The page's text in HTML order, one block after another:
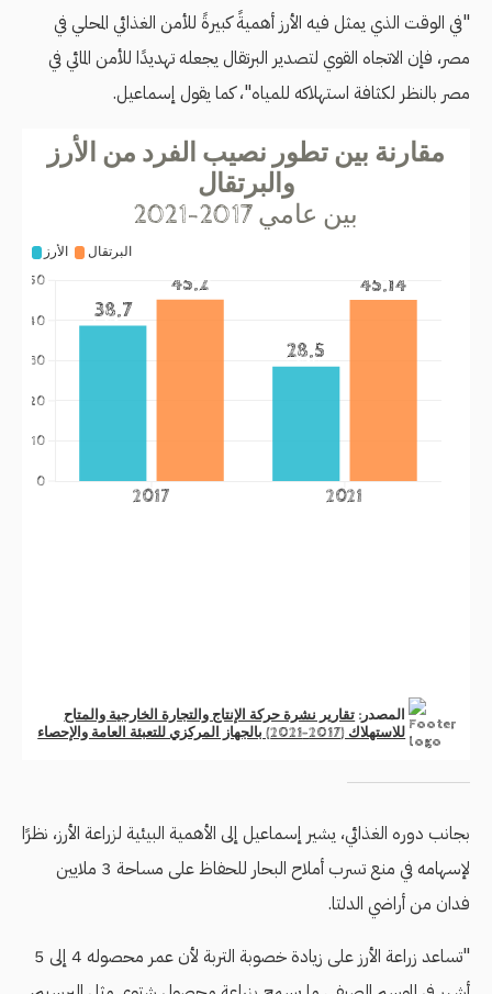
"في الوقت الذي يمثل فيه الأرز أهميةً كبيرةً للأمن الغذائي المحلي في
مصر، فإن الاتجاه القوي لتصدير البرتقال يجعله تهديدًا للأمن المائي في
مصر بالنظر لكثافة استهلاكه للمياه"، كما يقول إسماعيل.
بجانب دوره الغذائي، يشير إسماعيل إلى الأهمية البيئية لزراعة الأرز، نظرًا
لإسهامه في منع تسرب أملاح البحار للحفاظ على مساحة 3 ملايين
فدان من أراضي الدلتا.
"تساعد زراعة الأرز على زيادة خصوبة التربة لأن عمر محصوله 4 إلى 5